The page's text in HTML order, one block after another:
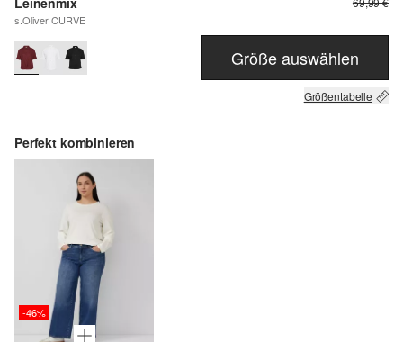
s.Oliver CURVE
Größe auswählen
Größentabelle
Perfekt kombinieren
-46%